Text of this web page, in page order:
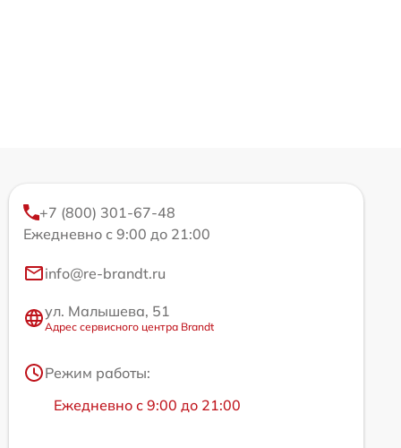
+7 (800) 301-67-48
Ежедневно с 9:00 до 21:00
info@re-brandt.ru
ул. Малышева, 51
Адрес сервисного центра Brandt
Режим работы:
Ежедневно с 9:00 до 21:00